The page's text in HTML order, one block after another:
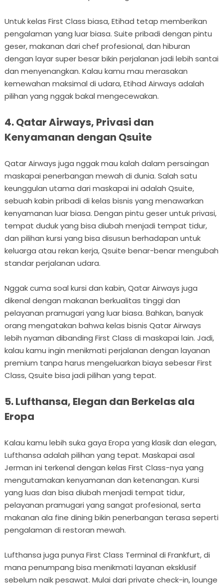
Untuk kelas First Class biasa, Etihad tetap memberikan
pengalaman yang luar biasa. Suite pribadi dengan pintu
geser, makanan dari chef profesional, dan hiburan
dengan layar super besar bikin perjalanan jadi lebih santai
dan menyenangkan. Kalau kamu mau merasakan
kemewahan maksimal di udara, Etihad Airways adalah
pilihan yang nggak bakal mengecewakan.
4. Qatar Airways, Privasi dan
Kenyamanan dengan Qsuite
Qatar Airways juga nggak mau kalah dalam persaingan
maskapai penerbangan mewah di dunia. Salah satu
keunggulan utama dari maskapai ini adalah Qsuite,
sebuah kabin pribadi di kelas bisnis yang menawarkan
kenyamanan luar biasa. Dengan pintu geser untuk privasi,
tempat duduk yang bisa diubah menjadi tempat tidur,
dan pilihan kursi yang bisa disusun berhadapan untuk
keluarga atau rekan kerja, Qsuite benar-benar mengubah
standar perjalanan udara.
Nggak cuma soal kursi dan kabin, Qatar Airways juga
dikenal dengan makanan berkualitas tinggi dan
pelayanan pramugari yang luar biasa. Bahkan, banyak
orang mengatakan bahwa kelas bisnis Qatar Airways
lebih nyaman dibanding First Class di maskapai lain. Jadi,
kalau kamu ingin menikmati perjalanan dengan layanan
premium tanpa harus mengeluarkan biaya sebesar First
Class, Qsuite bisa jadi pilihan yang tepat.
5. Lufthansa, Elegan dan Berkelas ala
Eropa
Kalau kamu lebih suka gaya Eropa yang klasik dan elegan,
Lufthansa adalah pilihan yang tepat. Maskapai asal
Jerman ini terkenal dengan kelas First Class-nya yang
mengutamakan kenyamanan dan ketenangan. Kursi
yang luas dan bisa diubah menjadi tempat tidur,
pelayanan pramugari yang sangat profesional, serta
makanan ala fine dining bikin penerbangan terasa seperti
pengalaman di restoran mewah.
Lufthansa juga punya First Class Terminal di Frankfurt, di
mana penumpang bisa menikmati layanan eksklusif
sebelum naik pesawat. Mulai dari private check-in, lounge